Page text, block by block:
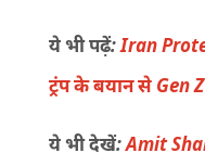
ये भी पढ़ें:Iran
ट्रंप के बयान से Gen
ये भी देखें:Amit